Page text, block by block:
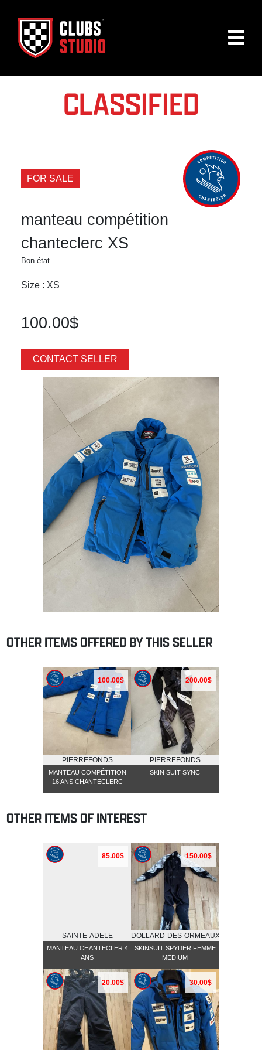
CLASSIFIED
FOR SALE
manteau compétition
chanteclerc XS
Bon état
Size : XS
100.00$
CONTACT SELLER
OTHER ITEMS OFFERED BY THIS SELLER
100.00$
PIERREFONDS
MANTEAU COMPÉTITION
16 ANS CHANTECLERC
200.00$
PIERREFONDS
SKIN SUIT SYNC
OTHER ITEMS OF INTEREST
85.00$
SAINTE-ADELE
MANTEAU CHANTECLER 4
ANS
150.00$
DOLLARD-DES-ORMEAUX
SKINSUIT SPYDER FEMME
MEDIUM
20.00$ 30.00$